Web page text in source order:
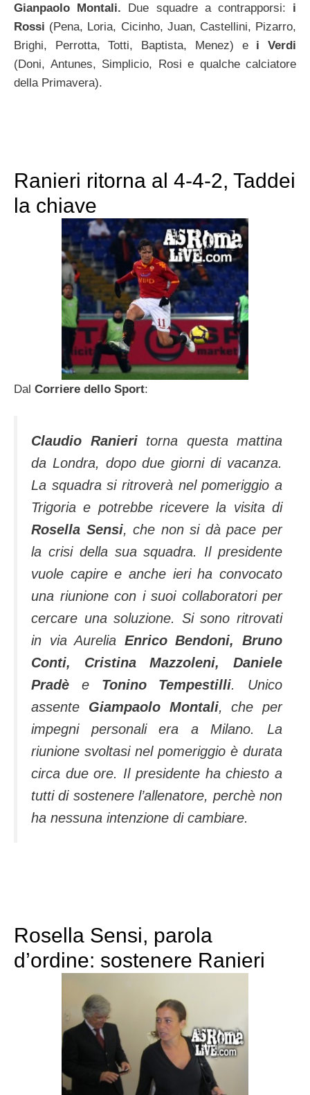
Gianpaolo Montali. Due squadre a contrapporsi: i
Rossi (Pena, Loria, Cicinho, Juan, Castellini, Pizarro,
Brighi, Perrotta, Totti, Baptista, Menez) e i Verdi
(Doni, Antunes, Simplicio, Rosi e qualche calciatore
della Primavera).
Ranieri ritorna al 4-4-2, Taddei
la chiave
Dal Corriere dello Sport:
Claudio Ranieritorna questa mattina
da Londra, dopo due giorni di vacanza.
La squadra si ritroverà nel pomeriggio a
Trigoria e potrebbe ricevere la visita di
Rosella Sensi, che non si dà pace per
la crisi della sua squadra. Il presidente
vuole capire e anche ieri ha convocato
una riunione con i suoi collaboratori per
cercare una soluzione. Si sono ritrovati
in via Aurelia Enrico Bendoni, Bruno
Conti, Cristina Mazzoleni, Daniele
Pradè e Tonino Tempestilli. Unico
assente Giampaolo Montali, che per
impegni personali era a Milano. La
riunione svoltasi nel pomeriggio è durata
circa due ore. Il presidente ha chiesto a
tutti di sostenere l’allenatore, perchè non
ha nessuna intenzione di cambiare.
Rosella Sensi, parola
d’ordine: sostenere Ranieri